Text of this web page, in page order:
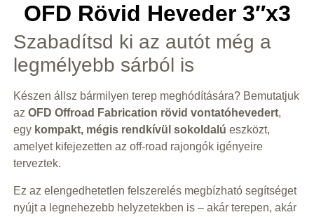
OFD Rövid Heveder 3″x3
Szabadítsd ki az autót még a
legmélyebb sárból is
Készen állsz bármilyen terep meghódítására? Bemutatjuk
az OFD Offroad Fabrication rövid vontatóhevedert,
egy kompakt, mégis rendkívül sokoldalú eszközt,
amelyet kifejezetten az off-road rajongók igényeire
terveztek.
Ez az elengedhetetlen felszerelés megbízható segítséget
nyújt a legnehezebb helyzetekben is – akár terepen, akár